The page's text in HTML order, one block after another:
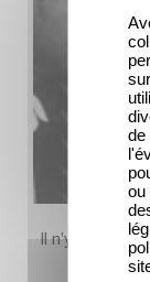
Il n'y a pas
de
ou